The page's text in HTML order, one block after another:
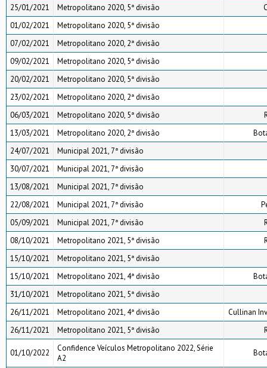
25/01/2021
Metropolitano 2020, 5ª divisão
01/02/2021
Metropolitano 2020, 5ª divisão
07/02/2021
Metropolitano 2020, 2ª divisão
09/02/2021
Metropolitano 2020, 5ª divisão
20/02/2021
Metropolitano 2020, 5ª divisão
23/02/2021
Metropolitano 2020, 2ª divisão
06/03/2021
Metropolitano 2020, 5ª divisão
13/03/2021
Metropolitano 2020, 2ª divisão
24/07/2021
Municipal 2021, 7ª divisão
30/07/2021
Municipal 2021, 7ª divisão
13/08/2021
Municipal 2021, 7ª divisão
22/08/2021
Municipal 2021, 7ª divisão
05/09/2021
Municipal 2021, 7ª divisão
08/10/2021
Metropolitano 2021, 5ª divisão
15/10/2021
Metropolitano 2021, 5ª divisão
15/10/2021
Metropolitano 2021, 4ª divisão
31/10/2021
Metropolitano 2021, 5ª divisão
26/11/2021
Metropolitano 2021, 4ª divisão
Cullinan
26/11/2021
Metropolitano 2021, 5ª divisão
01/10/2022
Confidence Veículos Metropolitano 2022, Série
A2